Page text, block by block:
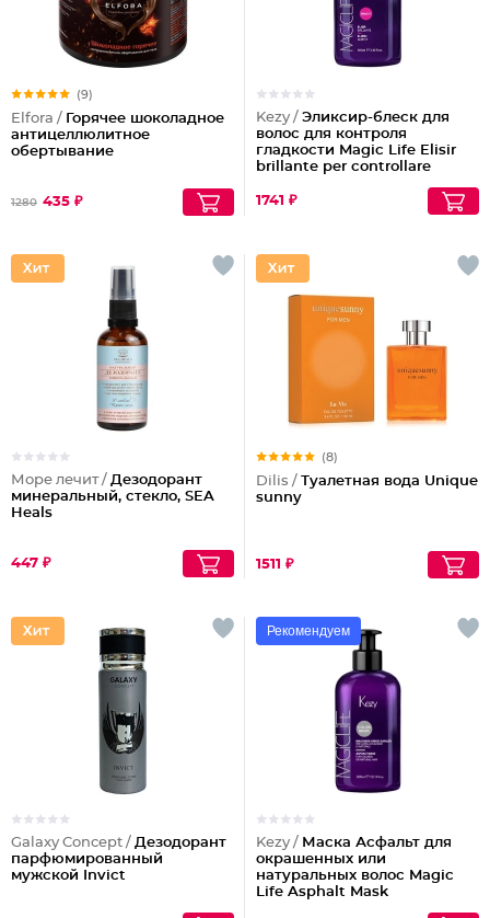
(9)
Elfora / Горячее шоколадное
антицеллюлитное
обертывание
1280 435 ₽
Kezy / Эликсир-блеск для
волос для контроля
гладкости Magic Life Elisir
brillante per controllare
1741 ₽
Море лечит / Дезодорант
минеральный, стекло, SEA
Heals
447 ₽
(8)
Dilis / Туалетная вода Unique
sunny
1511 ₽
Galaxy Concept / Дезодорант
парфюмированный
мужской Invict
Рекомендуем
Kezy / Маска Асфальт для
окрашенных или
натуральных волос Magic
Life Asphalt Mask